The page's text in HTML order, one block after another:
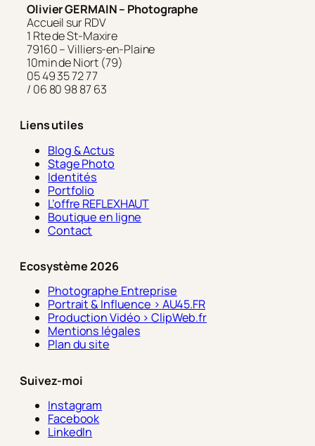
Olivier GERMAIN – Photographe
Accueil sur RDV
1 Rte de St-Maxire
79160 – Villiers-en-Plaine
10min de Niort (79)
05 49 35 72 77
/ 06 80 98 87 63
Liens utiles
Blog & Actus
Stage Photo
Identités
Portfolio
L’offre REFLEXHAUT
Boutique en ligne
Contact
Ecosystème 2026
Photographe Entreprise
Portrait & Influence > AU45.FR
Production Vidéo > ClipWeb.fr
Mentions légales
Plan du site
Suivez-moi
Instagram
Facebook
LinkedIn